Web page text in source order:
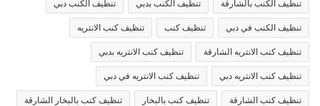
تنظيف الكنب بالشارقة تنظيف الكنب بدبي تنظيف الكنب دبي
تنظيف الكنب في دبي تنظيف كنب تنظيف كنب الانتريه
تنظيف كنب الانتريه الشارقة تنظيف كنب الانتريه بدبي
تنظيف كنب الانتريه دبي تنظيف كنب الانتريه في دبي
تنظيف كنب الشارقة تنظيف كنب بالبخار تنظيف كنب بالبخار الشارقة